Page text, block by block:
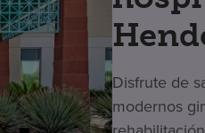
Disfrute de
modernos